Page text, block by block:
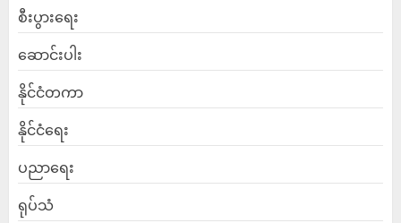
စီးပွားရေး
ဆောင်းပါး
နိုင်ငံတကာ
နိုင်ငံရေး
ပညာရေး
ရုပ်သံ